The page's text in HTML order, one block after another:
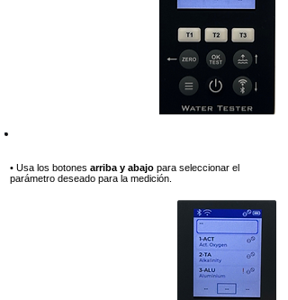
• Usa los botones arriba y abajo para seleccionar el
parámetro deseado para la medición.